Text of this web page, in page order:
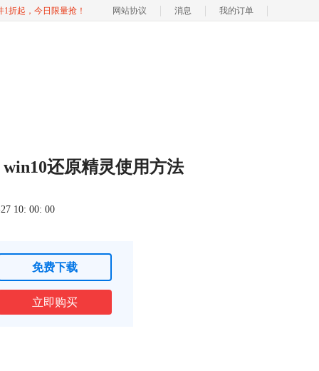
折起，今日限量抢！ 网站协议 消息 我的订单
还原精灵使用方法
10: 00: 00
免费下载
立即购买